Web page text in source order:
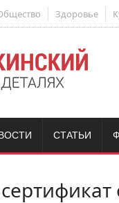
Здоровье
СТАТЬИ